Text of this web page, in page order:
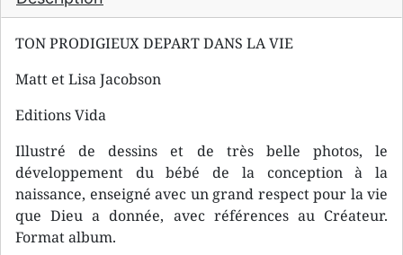
TON PRODIGIEUX DEPART DANS LA VIE
Matt et Lisa Jacobson
Editions Vida
Illustré de dessins et de très belle photos, le
développement du bébé de la conception à la
naissance, enseigné avec un grand respect pour la vie
que Dieu a donnée, avec références au Créateur.
Format album.